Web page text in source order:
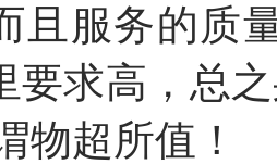
且服务的质
要求高，总
物超所值！